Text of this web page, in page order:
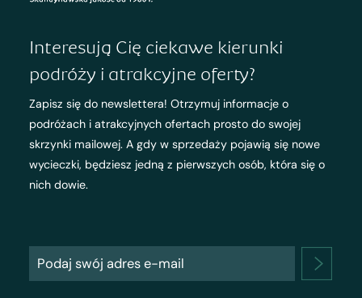
Interesują Cię ciekawe kierunki
podróży i atrakcyjne oferty?
Zapisz się do newslettera! Otrzymuj informacje o
podróżach i atrakcyjnych ofertach prosto do swojej
skrzynki mailowej. A gdy w sprzedaży pojawią się nowe
wycieczki, będziesz jedną z pierwszych osób, która się o
nich dowie.